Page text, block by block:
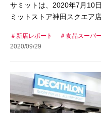
サミットは、2020年7月10
ミットストア神田スクエア
新店レポート 食品スーパー
2020/09/29